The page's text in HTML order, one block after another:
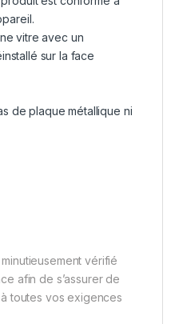
vitre avec un
sur la face
de plaque métallique ni
vérifié
afin de s’assurer de
toutes vos exigences